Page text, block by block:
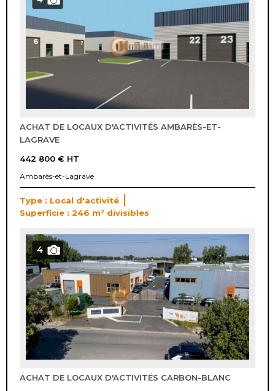
ACHAT DE LOCAUX D'ACTIVITÉS AMBARÈS-ET-
LAGRAVE
442 800 € HT
Ambarès-et-Lagrave
Type : Local d'activité
Superficie : 246 m² divisibles
4
ACHAT DE LOCAUX D'ACTIVITÉS CARBON-BLANC